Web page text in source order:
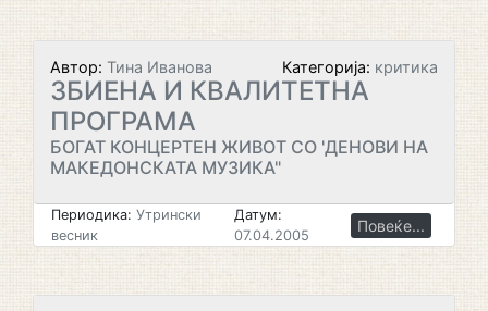
Автор: Тина Иванова Категорија: критика
ЗБИЕНА И КВАЛИТЕТНА
ПРОГРАМА
БОГАТ КОНЦЕРТЕН ЖИВОТ СО 'ДЕНОВИ НА
МАКЕДОНСКАТА МУЗИКА"
Периодика: Утрински
весник
Датум:
07.04.2005
Повеќе...